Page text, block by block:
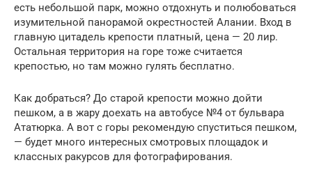
есть небольшой парк, можно отдохнуть и полюбоваться
изумительной панорамой окрестностей Алании. Вход в
главную цитадель крепости платный, цена — 20 лир.
Остальная территория на горе тоже считается
крепостью, но там можно гулять бесплатно.
Как добраться? До старой крепости можно дойти
пешком, а в жару доехать на автобусе №4 от бульвара
Ататюрка. А вот с горы рекомендую спуститься пешком,
— будет много интересных смотровых площадок и
классных ракурсов для фотографирования.